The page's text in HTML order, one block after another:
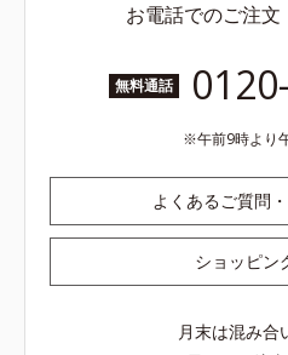
お電話でのご注
無料通話
午前9時より
よくあるご質問
ショッピン
月末は混み合